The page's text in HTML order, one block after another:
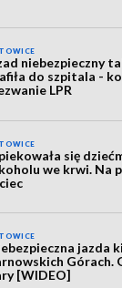
niebezpieczny
do szpitala -
LPR
się
we krwi. Na
jazda
Górach.
[WIDEO]